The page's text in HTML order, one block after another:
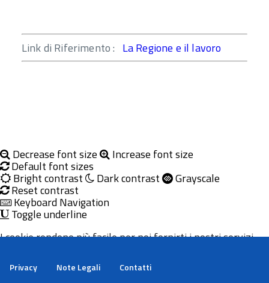
Link di Riferimento : La Regione e il lavoro
Decrease font size Increase font size
Default font sizes
Bright contrast Dark contrast Grayscale
Reset contrast
Keyboard Navigation
Toggle underline
Privacy Note Legali Contatti
I cookie rendono più facile per noi fornirti i nostri servizi.
cookie.
Maggiori informazioni